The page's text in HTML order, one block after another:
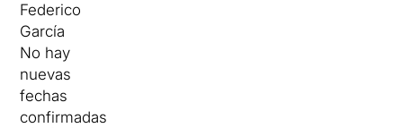
Federico
García
No hay
nuevas
fechas
confirmadas